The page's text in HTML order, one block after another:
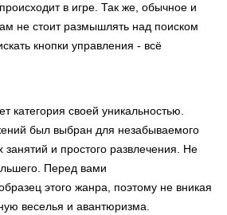
в игре. Так же, обычное и
не стоит размышлять над поиском
кнопки управления - всё
категория своей уникальностью.
был выбран для незабываемого
занятий и простого развлечения. Не
Перед вами
этого жанра, поэтому не вникая
веселья и авантюризма.